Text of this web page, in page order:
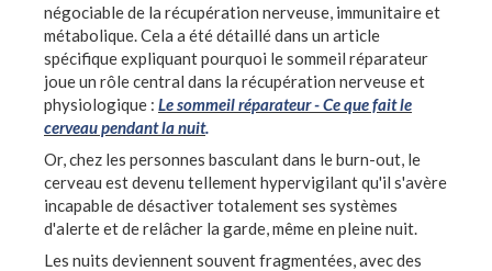
négociable de la récupération nerveuse, immunitaire et
métabolique. Cela a été détaillé dans un article
spécifique expliquant pourquoi le sommeil réparateur
joue un rôle central dans la récupération nerveuse et
physiologique : Le sommeil réparateur - Ce que fait le
cerveau pendant la nuit.
Or, chez les personnes basculant dans le burn-out, le
cerveau est devenu tellement hypervigilant qu'il s'avère
incapable de désactiver totalement ses systèmes
d'alerte et de relâcher la garde, même en pleine nuit.
Les nuits deviennent souvent fragmentées, avec des